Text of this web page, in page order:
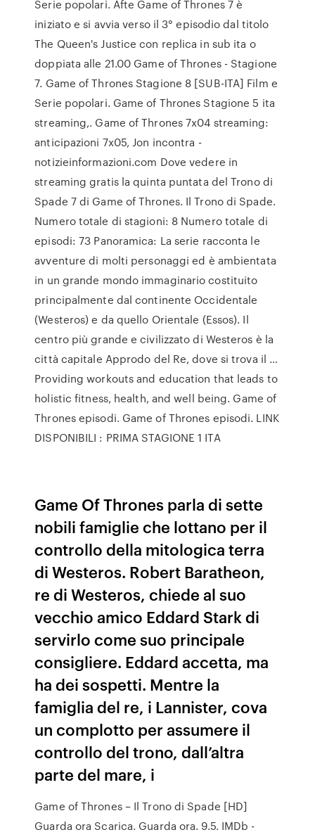
Serie popolari. Afte Game of Thrones 7 è
iniziato e si avvia verso il 3° episodio dal titolo
The Queen's Justice con replica in sub ita o
doppiata alle 21.00 Game of Thrones - Stagione
7. Game of Thrones Stagione 8 [SUB-ITA] Film e
Serie popolari. Game of Thrones Stagione 5 ita
streaming,. Game of Thrones 7x04 streaming:
anticipazioni 7x05, Jon incontra -
notizieinformazioni.com Dove vedere in
streaming gratis la quinta puntata del Trono di
Spade 7 di Game of Thrones. Il Trono di Spade.
Numero totale di stagioni: 8 Numero totale di
episodi: 73 Panoramica: La serie racconta le
avventure di molti personaggi ed è ambientata
in un grande mondo immaginario costituito
principalmente dal continente Occidentale
(Westeros) e da quello Orientale (Essos). Il
centro più grande e civilizzato di Westeros è la
città capitale Approdo del Re, dove si trova il …
Providing workouts and education that leads to
holistic fitness, health, and well being. Game of
Thrones episodi. Game of Thrones episodi. LINK
DISPONIBILI : PRIMA STAGIONE 1 ITA
Game Of Thrones parla di sette
nobili famiglie che lottano per il
controllo della mitologica terra
di Westeros. Robert Baratheon,
re di Westeros, chiede al suo
vecchio amico Eddard Stark di
servirlo come suo principale
consigliere. Eddard accetta, ma
ha dei sospetti. Mentre la
famiglia del re, i Lannister, cova
un complotto per assumere il
controllo del trono, dall’altra
parte del mare, i
Game of Thrones – Il Trono di Spade [HD]
Guarda ora Scarica. Guarda ora. 9.5. IMDb -